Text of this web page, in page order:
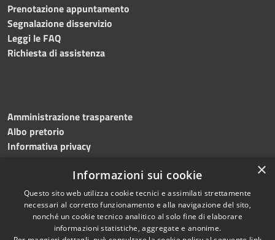
Prenotazione appuntamento
Segnalazione disservizio
Leggi le FAQ
Richiesta di assistenza
Amministrazione trasparente
Albo pretorio
Informativa privacy
Dichiarazione di accessibilità Meccanismo di feedback
RSS Copyright © 2026 • Comune di
×
Informazioni sui cookie
Questo sito web utilizza cookie tecnici e assimilati strettamente
necessari al corretto funzionamento e alla navigazione del sito,
nonché un cookie tecnico analitico al solo fine di elaborare
informazioni statistiche, aggregate e anonime.